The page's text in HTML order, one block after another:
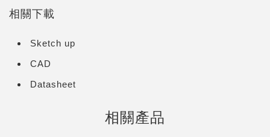
相關下載
Sketch up
CAD
Datasheet
相關產品